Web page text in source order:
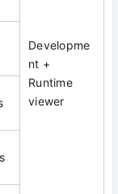
Developme
nt +
Runtime
viewer